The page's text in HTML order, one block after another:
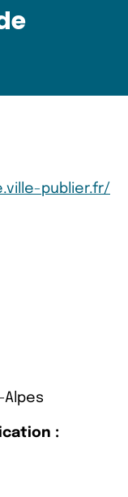
publier.fr/
Alpes
: